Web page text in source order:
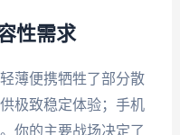
性需求
薄便携牺牲了部分散
极致稳定体验；手机
你的主要战场决定了